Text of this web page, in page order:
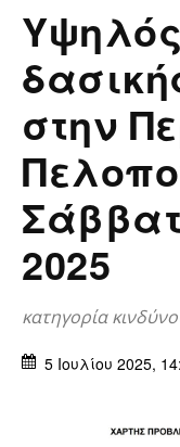
στην
2025
κατηγορία
5 Ιουλίου 2025,